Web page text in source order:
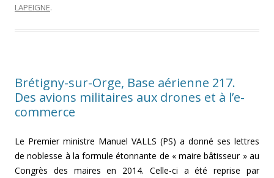
LAPEIGNE.
Brétigny-sur-Orge, Base aérienne 217.
Des avions militaires aux drones et à l’e-
commerce
Le Premier ministre Manuel VALLS (PS) a donné ses lettres
de noblesse à la formule étonnante de « maire bâtisseur » au
Congrès des maires en 2014. Celle-ci a été reprise par